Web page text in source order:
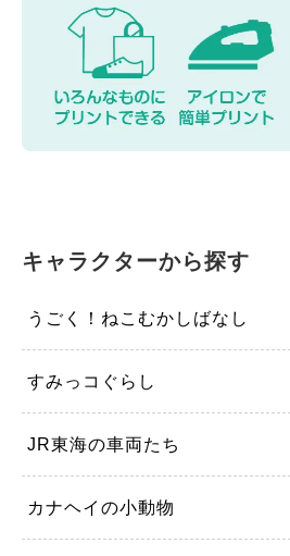
キャラクターから探す
うごく！ねこむかしばなし
すみっコぐらし
JR東海の車両たち
カナヘイの小動物